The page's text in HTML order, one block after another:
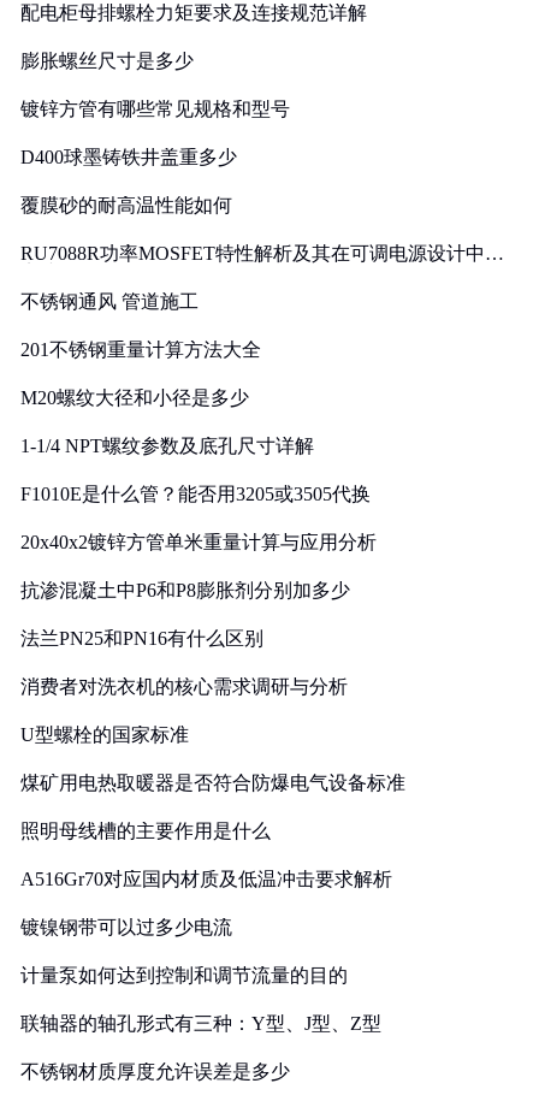
配电柜母排螺栓力矩要求及连接规范详解
膨胀螺丝尺寸是多少
镀锌方管有哪些常见规格和型号
D400球墨铸铁井盖重多少
覆膜砂的耐高温性能如何
RU7088R功率MOSFET特性解析及其在可调电源设计中的
不锈钢通风 管道施工
201不锈钢重量计算方法大全
M20螺纹大径和小径是多少
1-1/4 NPT螺纹参数及底孔尺寸详解
F1010E是什么管？能否用3205或3505代换
20x40x2镀锌方管单米重量计算与应用分析
抗渗混凝土中P6和P8膨胀剂分别加多少
法兰PN25和PN16有什么区别
消费者对洗衣机的核心需求调研与分析
U型螺栓的国家标准
煤矿用电热取暖器是否符合防爆电气设备标准
照明母线槽的主要作用是什么
A516Gr70对应国内材质及低温冲击要求解析
镀镍钢带可以过多少电流
计量泵如何达到控制和调节流量的目的
联轴器的轴孔形式有三种：Y型、J型、Z型
不锈钢材质厚度允许误差是多少